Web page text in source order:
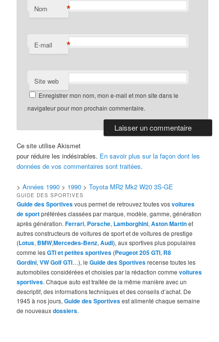
Nom *
E-mail *
Site web
Enregistrer mon nom, mon e-mail et mon site dans le
navigateur pour mon prochain commentaire.
Ce site utilise Akismet
pour réduire les indésirables. En savoir plus sur la façon dont les
données de vos commentaires sont traitées.
>Années 1990 > 1990 >Toyota MR2 Mk2 W20 3S-GE
GUIDE DES SPORTIVES
Guide des Sportivesvous permet de retrouvez toutes vosvoitures
de sportpréférées classées par marque, modèle, gamme, génération
après génération.Ferrari, Porsche, Lamborghini,Aston Martinet
autres constructeurs de voitures de sport et de voitures de prestige
(Lotus, BMW,Mercedes-Benz,Audi), aux sportives plus populaires
comme lesGTI et petites sportives (Peugeot 205 GTI, R8
Gordini,VW Golf GTI…), leGuide des Sportivesrecense toutes les
automobiles considérées et choisies par la rédaction commevoitures
sportives. Chaque auto est traitée de la même manière avec un
descriptif, des informations techniques et des conseils d’achat. De
1945 à nos jours,Guide des Sportivesest alimenté chaque semaine
de nouveauxdossiers.